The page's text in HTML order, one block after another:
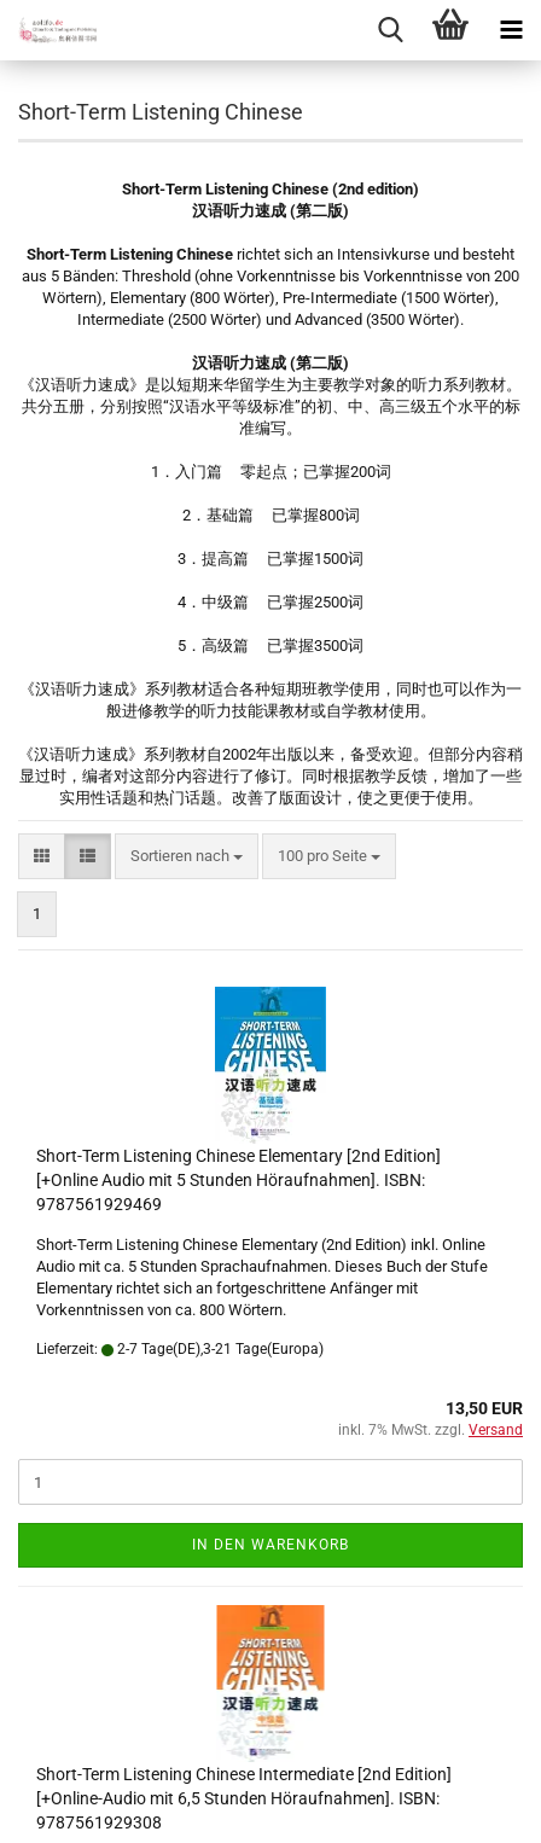
Short-Term Listening Chinese
Short-Term Listening Chinese (2nd edition)
汉语听力速成 (第二版)
Short-Term Listening Chinese richtet sich an Intensivkurse und besteht
aus 5 Bänden: Threshold (ohne Vorkenntnisse bis Vorkenntnisse von 200
Wörtern), Elementary (800 Wörter), Pre-Intermediate (1500 Wörter),
Intermediate (2500 Wörter) und Advanced (3500 Wörter).
汉语听力速成 (第二版)
《汉语听力速成》是以短期来华留学生为主要教学对象的听力系列教材。
共分五册，分别按照“汉语水平等级标准”的初、中、高三级五个水平的标
准编写。
1．入门篇 零起点；已掌握200词
2．基础篇 已掌握800词
3．提高篇 已掌握1500词
4．中级篇 已掌握2500词
5．高级篇 已掌握3500词
《汉语听力速成》系列教材适合各种短期班教学使用，同时也可以作为一
般进修教学的听力技能课教材或自学教材使用。
《汉语听力速成》系列教材自2002年出版以来，备受欢迎。但部分内容稍
显过时，编者对这部分内容进行了修订。同时根据教学反馈，增加了一些
实用性话题和热门话题。改善了版面设计，使之更便于使用。
Sortieren nach
Sortieren nach 100 pro Seite
pro Seite
1
Short-Term Listening Chinese Elementary [2nd Edition]
[+Online Audio mit 5 Stunden Höraufnahmen]. ISBN:
9787561929469
Short-Term Listening Chinese Elementary (2nd Edition) inkl. Online
Audio mit ca. 5 Stunden Sprachaufnahmen. Dieses Buch der Stufe
Elementary richtet sich an fortgeschrittene Anfänger mit
Vorkenntnissen von ca. 800 Wörtern.
Lieferzeit: 2-7 Tage(DE),3-21 Tage(Europa)
13,50 EUR
inkl. 7% MwSt. zzgl. Versand
IN DEN WARENKORB
Short-Term Listening Chinese Intermediate [2nd Edition]
[+Online-Audio mit 6,5 Stunden Höraufnahmen]. ISBN:
9787561929308